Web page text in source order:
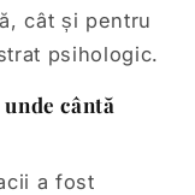
cât și pentru
psihologic.
cântă
a fost